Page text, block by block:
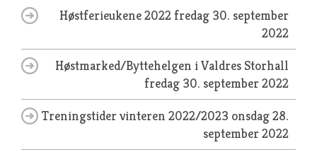
Høstferieukene 2022fredag 30. september
2022
Høstmarked/Byttehelgen i Valdres Storhall
fredag 30. september 2022
Treningstider vinteren 2022/2023 onsdag 28.
september 2022